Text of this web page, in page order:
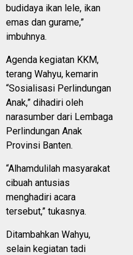
budidaya ikan lele, ikan
emas dan gurame,”
imbuhnya.
Agenda kegiatan KKM,
terang Wahyu, kemarin
“Sosialisasi Perlindungan
Anak,” dihadiri oleh
narasumber dari Lembaga
Perlindungan Anak
Provinsi Banten.
“Alhamdulilah masyarakat
cibuah antusias
menghadiri acara
tersebut,” tukasnya.
Ditambahkan Wahyu,
selain kegiatan tadi